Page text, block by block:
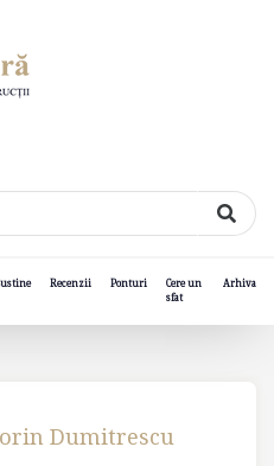
Recenzii Ponturi
Cere un
sfat
Arhiva
Dumitrescu